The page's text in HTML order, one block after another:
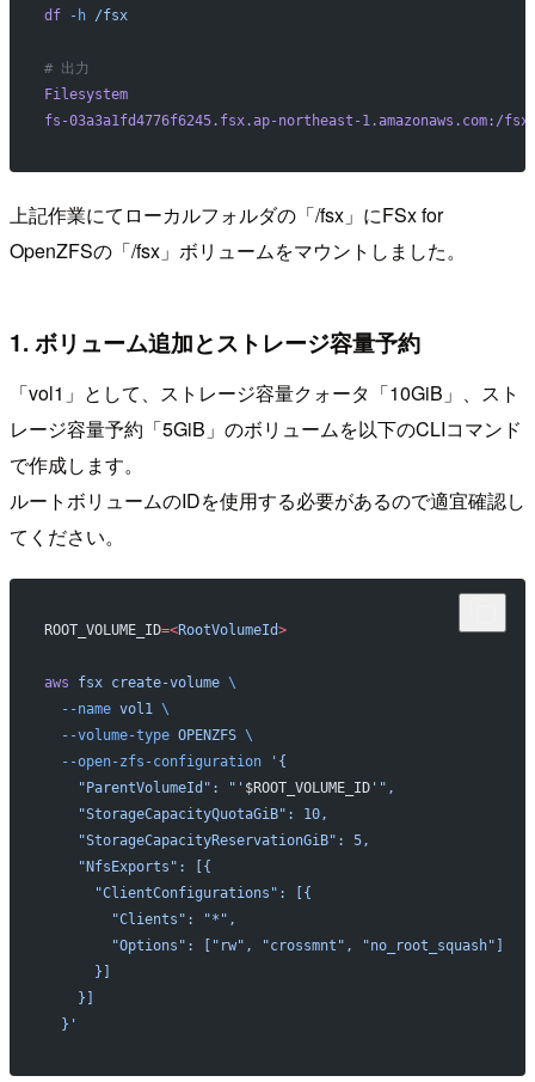
df -h /fsx
# 出力
Filesystem
fs-03a3a1fd4776f6245.fsx.ap-northeast-1.amazonaws.com:/fsx
上記作業にてローカルフォルダの「/fsx」にFSx for
OpenZFSの「/fsx」ボリュームをマウントしました。
1. ボリューム追加とストレージ容量予約
「vol1」として、ストレージ容量クォータ「10GiB」、スト
レージ容量予約「5GiB」のボリュームを以下のCLIコマンド
で作成します。
ルートボリュームのIDを使用する必要があるので適宜確認し
てください。
ROOT_VOLUME_ID=<RootVolumeId>
aws fsx create-volume \
  --name
vol1 \
  --volume-type
OPENZFS \
  --open-zfs-configuration
'{
    "ParentVolumeId": "'
$ROOT_VOLUME_ID'",
    "StorageCapacityQuotaGiB": 10,
    "StorageCapacityReservationGiB": 5,
    "NfsExports": [{
      "ClientConfigurations": [{
        "Clients": "*",
        "Options": ["rw", "crossmnt", "no_root_squash"]
      }]
    }]
  }'